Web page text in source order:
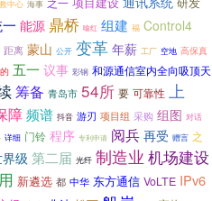
中心 海事
能源 鼎桥 喻红 组建 福 Control4
距离 蒙山 公开 变革 年薪 工厂 空地 高保真
五一 议事 彩钢 和源通信室内全向吸顶天
筹备 青岛市 54所 要 可靠性 上
障频谱 抖音 游刃 项目组 采购 组图 对话
详细 门铃 程序 专利申请 阅兵 再受 赠言 之
级 第二届 光纤 制造业 机场建设
新遴选 都 中华 东方通信 VoLTE IPv6